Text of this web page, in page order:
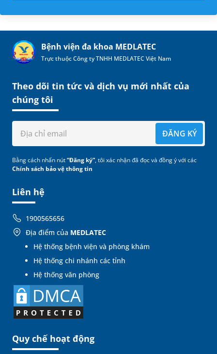
Bệnh viện đa khoa MEDLATEC
Trực thuộc Công ty TNHH MEDLATEC Việt Nam
Liên hệ
1900565656
Địa điểm của MEDLATEC
Hệ thống bệnh viện và phòng khám
Hệ thống chi nhánh các tỉnh
Hệ thống văn phòng
Quy chế hoạt động
Theo dõi tin tức và dịch vụ mới nhất của
chúng tôi
ĐĂNG KÝ
Bằng cách nhấn nút“Đăng ký”, tôi xác nhận đã đọc và đồng ý với các
Chính sách bảo vệ thông tin